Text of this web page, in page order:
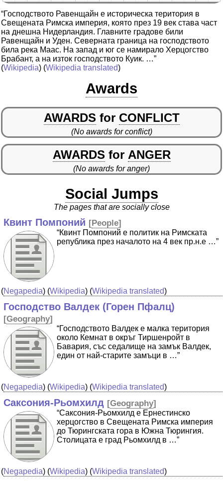
“Господството Равенщайн е историческа територия в
Свещената Римска империя, която през 19 век става част
на днешна Нидерландия. Главните градове били
Равенщайн и Уден. Северната граница на господството
била река Маас. На запад и юг се намирало Херцогство
Брабант, а на изток господството Куик. …”
(Wikipedia) (Wikipedia translated)
Awards
AWARDS for CONFLICT
(No awards for conflict)
AWARDS for ANGER
(No awards for anger)
Social Jumps
The pages that are socially close
Квинт Помпоний [People]
“Квинт Помпоний е политик на Римската
република през началото на 4 век пр.н.е …”
(Negapedia) (Wikipedia) (Wikipedia translated)
Господство Валдек (Горен Пфалц)
[Geography]
“Господството Валдек е малка територия
около Кемнат в окръг Тиршенройт в
Бавария, със седалище на замък Валдек,
един от най-старите замъци в …”
(Negapedia) (Wikipedia) (Wikipedia translated)
Саксония-Рьомхилд [Geography]
“Саксония-Рьомхилд e Ернестинско
херцогство в Свещената Римска империя
до Тюрингската гора в Южна Тюрингия.
Столицата е град Рьомхилд в …”
(Negapedia) (Wikipedia) (Wikipedia translated)